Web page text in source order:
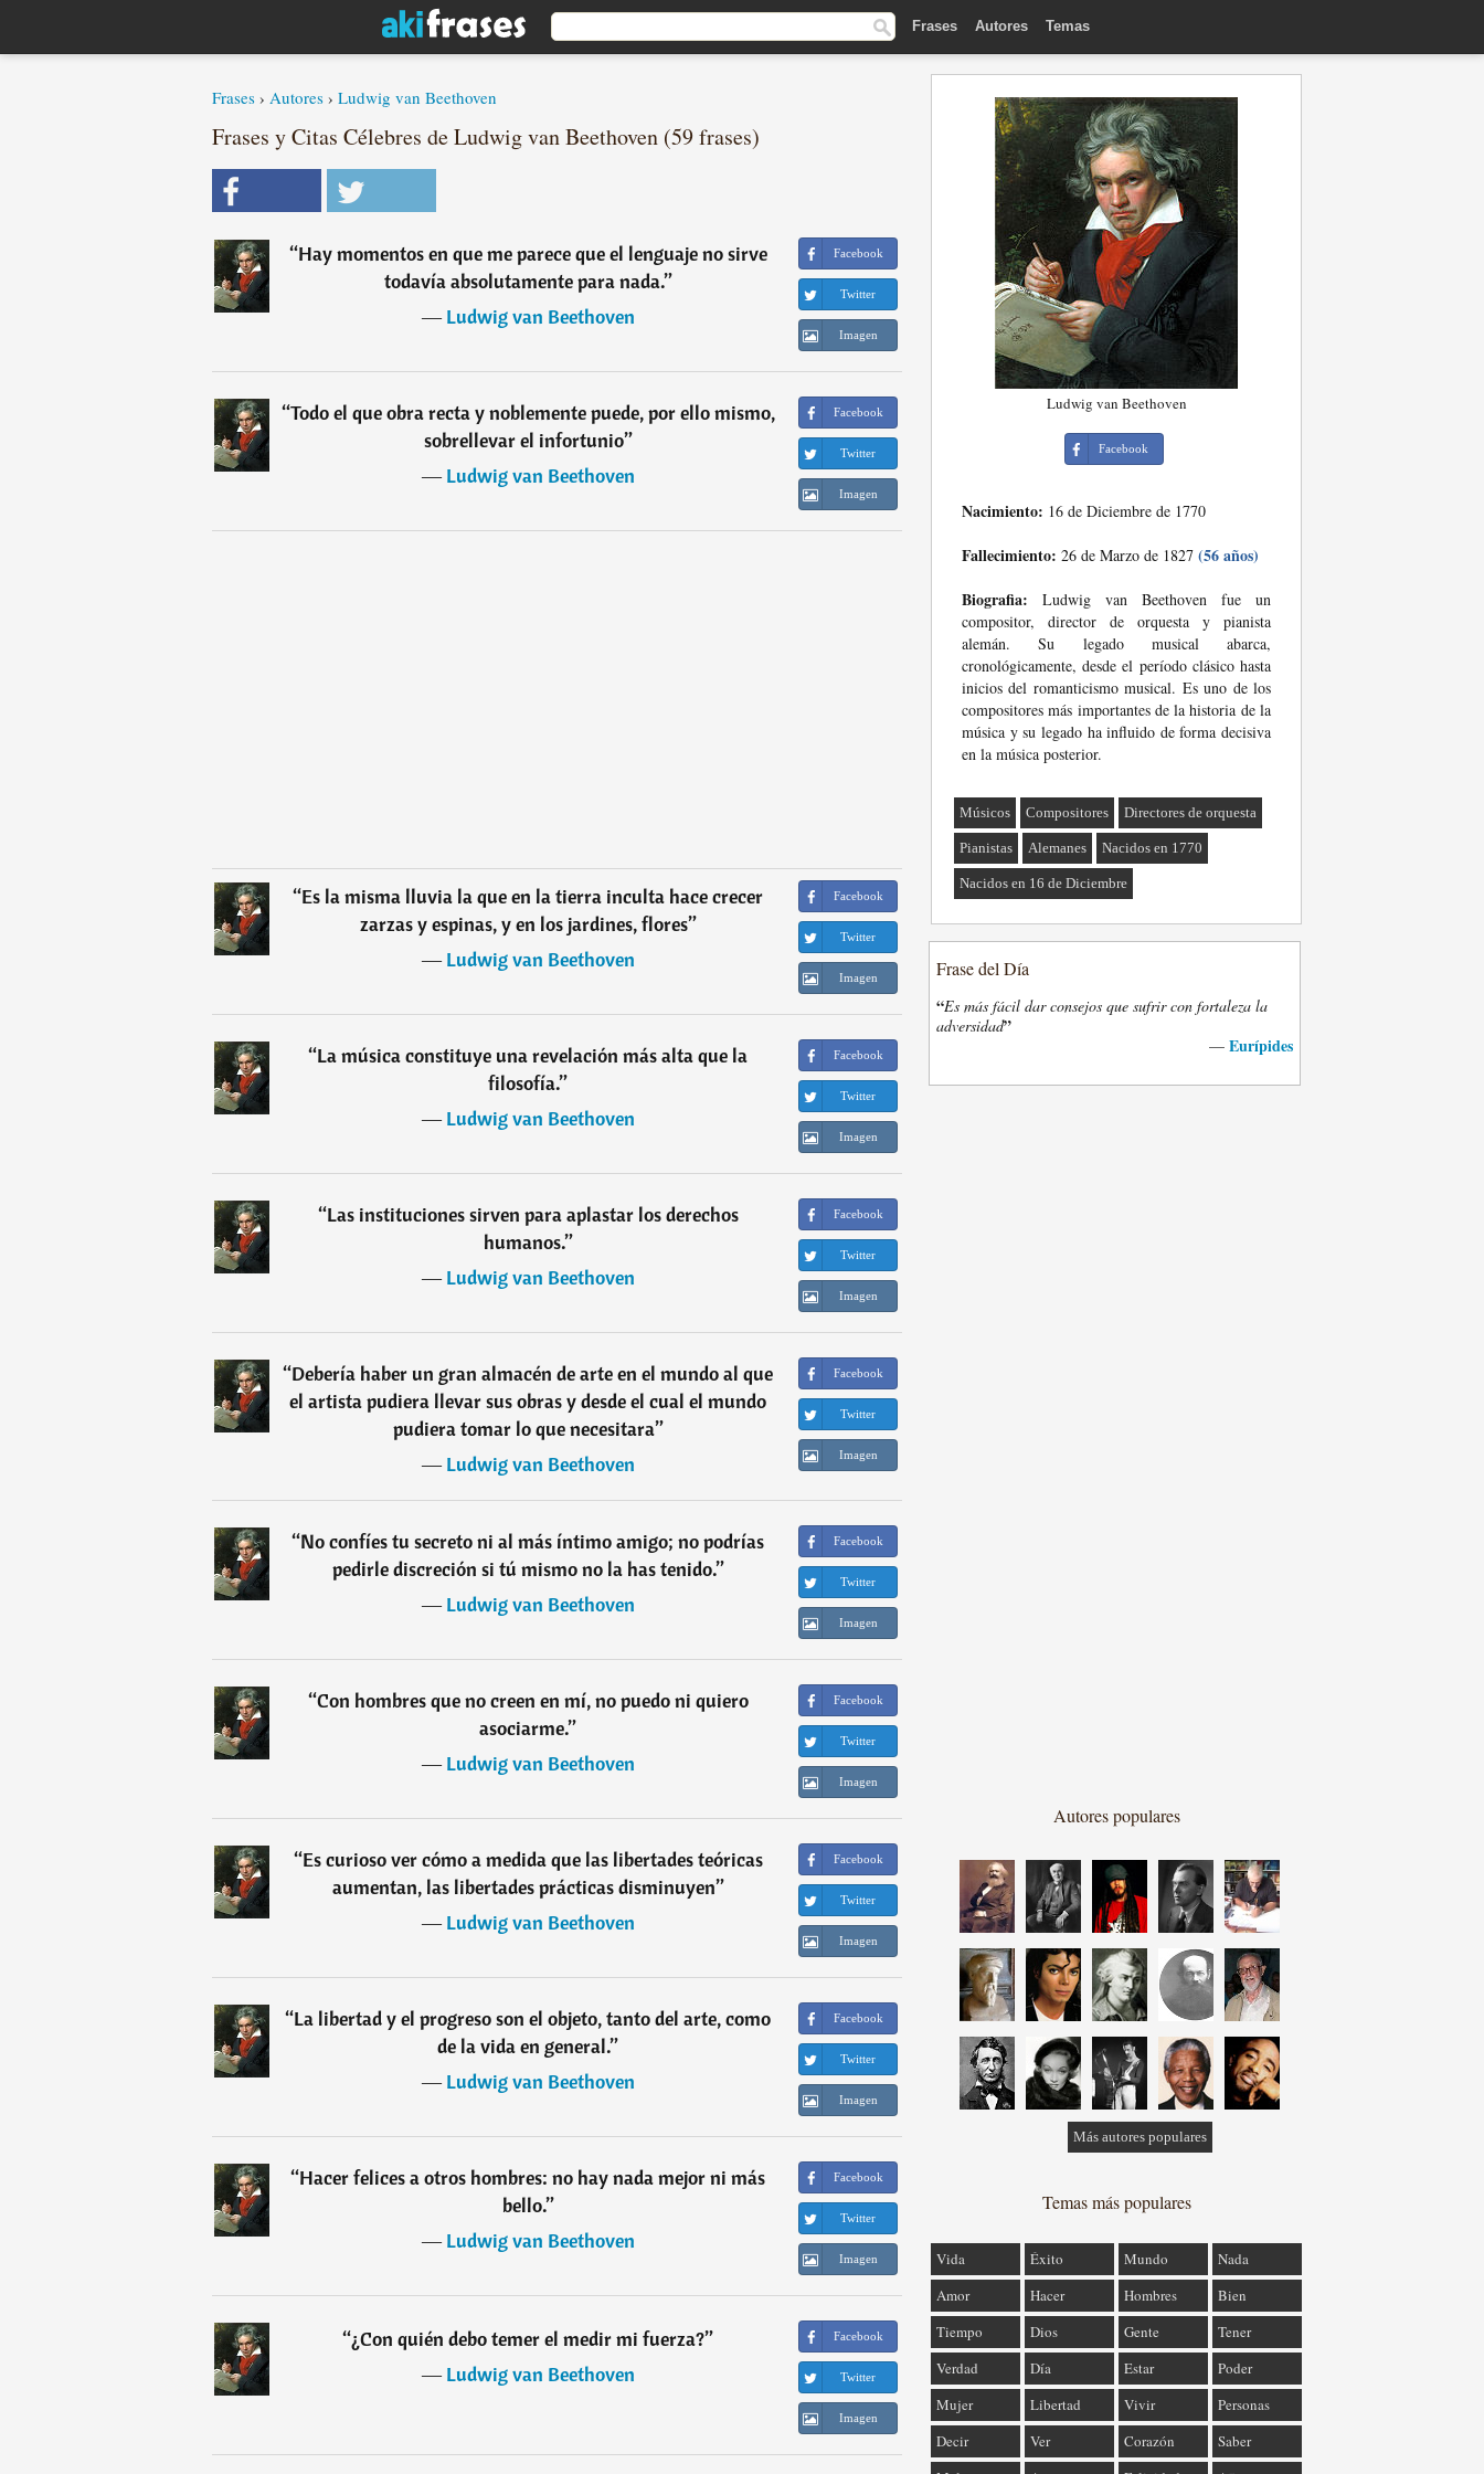
Frases Autores Temas
Frases › Autores › Ludwig van Beethoven
Frases y Citas Célebres de Ludwig van Beethoven (59 frases)
“Hay momentos en que me parece que el lenguaje no sirve
todavía absolutamente para nada.”
―Ludwig van Beethoven
Facebook
Twitter
Imagen
“Todo el que obra recta y noblemente puede, por ello mismo,
sobrellevar el infortunio”
―Ludwig van Beethoven
Facebook
Twitter
Imagen
“Es la misma lluvia la que en la tierra inculta hace crecer
zarzas y espinas, y en los jardines, flores”
―Ludwig van Beethoven
Facebook
Twitter
Imagen
“La música constituye una revelación más alta que la
filosofía.”
―Ludwig van Beethoven
Facebook
Twitter
Imagen
“Las instituciones sirven para aplastar los derechos
humanos.”
―Ludwig van Beethoven
Facebook
Twitter
Imagen
“Debería haber un gran almacén de arte en el mundo al que
el artista pudiera llevar sus obras y desde el cual el mundo
pudiera tomar lo que necesitara”
―Ludwig van Beethoven
Facebook
Twitter
Imagen
“No confíes tu secreto ni al más íntimo amigo; no podrías
pedirle discreción si tú mismo no la has tenido.”
―Ludwig van Beethoven
Facebook
Twitter
Imagen
“Con hombres que no creen en mí, no puedo ni quiero
asociarme.”
―Ludwig van Beethoven
Facebook
Twitter
Imagen
“Es curioso ver cómo a medida que las libertades teóricas
aumentan, las libertades prácticas disminuyen”
―Ludwig van Beethoven
Facebook
Twitter
Imagen
“La libertad y el progreso son el objeto, tanto del arte, como
de la vida en general.”
―Ludwig van Beethoven
Facebook
Twitter
Imagen
“Hacer felices a otros hombres: no hay nada mejor ni más
bello.”
―Ludwig van Beethoven
Facebook
Twitter
Imagen
“¿Con quién debo temer el medir mi fuerza?”
―Ludwig van Beethoven
Facebook
Twitter
Imagen
Ludwig van Beethoven
Facebook
Nacimiento: 16 de Diciembre de 1770
Fallecimiento: 26 de Marzo de 1827 (56 años)
Biografia: Ludwig van Beethoven fue un
compositor, director de orquesta y pianista
alemán. Su legado musical abarca,
cronológicamente, desde el período clásico hasta
inicios del romanticismo musical. Es uno de los
compositores más importantes de la historia de la
música y su legado ha influido de forma decisiva
en la música posterior.
Músicos Compositores Directores de orquesta
Pianistas Alemanes Nacidos en 1770
Nacidos en 16 de Diciembre
Frase del Día
“Es más fácil dar consejos que sufrir con fortaleza la
adversidad”
— Eurípides
Autores populares
Más autores populares
Temas más populares
Vida Éxito Mundo
Nada
Amor
Hacer Hombres
Bien
Tiempo
Dios Gente
Tener
Verdad
Día Estar
Poder
Mujer
Libertad Vivir
Personas
Decir
Ver Corazón
Saber